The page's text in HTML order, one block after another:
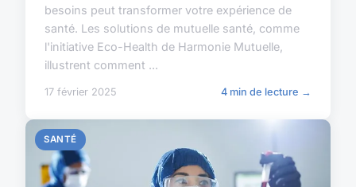
besoins peut transformer votre expérience de
santé. Les solutions de mutuelle santé, comme
l'initiative Eco-Health de Harmonie Mutuelle,
illustrent comment ...
17 février 2025 4 min de lecture →
SANTÉ